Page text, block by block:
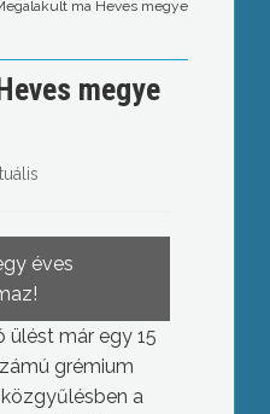
ma Heves megye
megye
éves
ülést már egy 15
grémium
a